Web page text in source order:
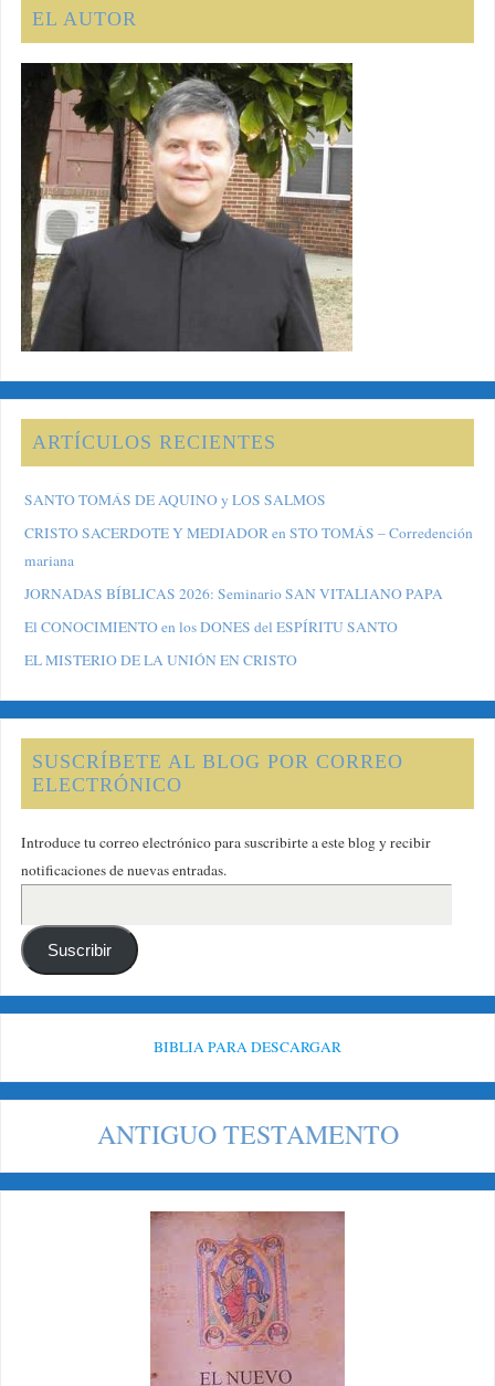
EL AUTOR
ARTÍCULOS RECIENTES
SANTO TOMÁS DE AQUINO y LOS SALMOS
CRISTO SACERDOTE Y MEDIADOR en STO TOMÁS – Corredención
mariana
JORNADAS BÍBLICAS 2026: Seminario SAN VITALIANO PAPA
El CONOCIMIENTO en los DONES del ESPÍRITU SANTO
EL MISTERIO DE LA UNIÓN EN CRISTO
SUSCRÍBETE AL BLOG POR CORREO
ELECTRÓNICO
Introduce tu correo electrónico para suscribirte a este blog y recibir
notificaciones de nuevas entradas.
Suscribir
BIBLIA PARA DESCARGAR
ANTIGUO TESTAMENTO